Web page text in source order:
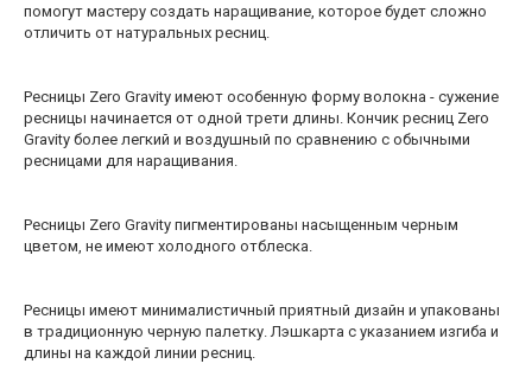
помогут мастеру создать наращивание, которое будет сложно
отличить от натуральных ресниц.
Ресницы Zero Gravity имеют особенную форму волокна - сужение
ресницы начинается от одной трети длины. Кончик ресниц Zero
Gravity более легкий и воздушный по сравнению с обычными
ресницами для наращивания.
Ресницы Zero Gravity пигментированы насыщенным черным
цветом, не имеют холодного отблеска.
Ресницы имеют минималистичный приятный дизайн и упакованы
в традиционную черную палетку. Лэшкарта с указанием изгиба и
длины на каждой линии ресниц.